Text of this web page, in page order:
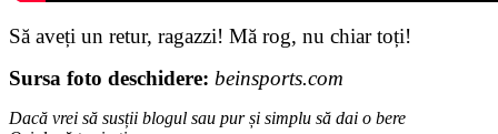
Să aveți un retur, ragazzi! Mă rog, nu chiar toți!
Sursa foto deschidere: beinsports.com
Dacă vrei să susții blogul sau pur și simplu să dai o bere